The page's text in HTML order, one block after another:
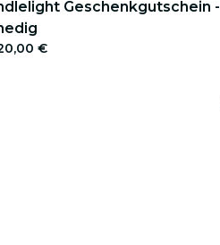
Geschenkgutschein -
€